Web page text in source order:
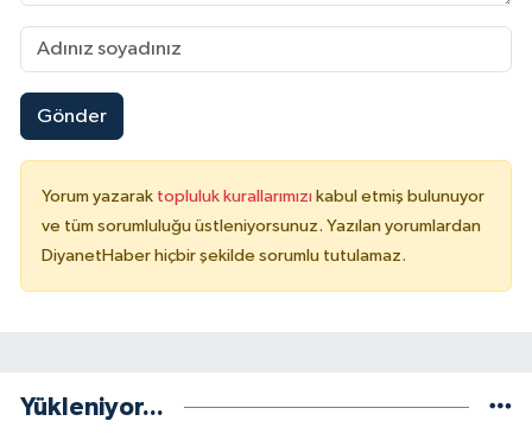
Gönder
Yorum yazarak topluluk kurallarımızı kabul etmiş bulunuyor
ve tüm sorumluluğu üstleniyorsunuz. Yazılan yorumlardan
DiyanetHaber hiçbir şekilde sorumlu tutulamaz.
Yükleniyor...